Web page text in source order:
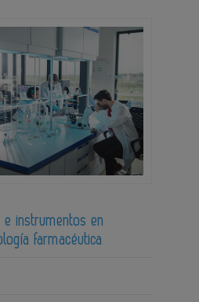
e instrumentos en
farmacéutica